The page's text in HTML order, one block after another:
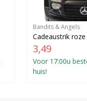
Bandits & Angels
Cadeaustrik roze
3,49
Voor 17:00u
huis!